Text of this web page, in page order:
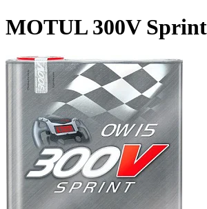
MOTUL 300V